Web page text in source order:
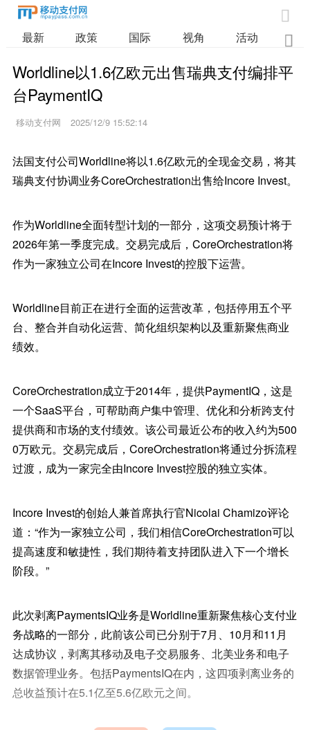

最新 政策 国际 视角 活动 业

Worldline以1.6亿欧元出售瑞典支付编排平
台PaymentIQ
移动支付网 2025/12/9 15:52:14
法国支付公司Worldline将以1.6亿欧元的全现金交易，将其
瑞典支付协调业务CoreOrchestration出售给Incore Invest。
作为Worldline全面转型计划的一部分，这项交易预计将于
2026年第一季度完成。交易完成后，CoreOrchestration将
作为一家独立公司在Incore Invest的控股下运营。
Worldline目前正在进行全面的运营改革，包括停用五个平
台、整合并自动化运营、简化组织架构以及重新聚焦商业
绩效。
CoreOrchestration成立于2014年，提供PaymentIQ，这是
一个SaaS平台，可帮助商户集中管理、优化和分析跨支付
提供商和市场的支付绩效。该公司最近公布的收入约为500
0万欧元。交易完成后，CoreOrchestration将通过分拆流程
过渡，成为一家完全由Incore Invest控股的独立实体。
Incore Invest的创始人兼首席执行官Nicolai Chamizo评论
道：“作为一家独立公司，我们相信CoreOrchestration可以
提高速度和敏捷性，我们期待着支持团队进入下一个增长
阶段。”
此次剥离PaymentsIQ业务是Worldline重新聚焦核心支付业
务战略的一部分，此前该公司已分别于7月、10月和11月
达成协议，剥离其移动及电子交易服务、北美业务和电子
数据管理业务。包括PaymentsIQ在内，这四项剥离业务的
总收益预计在5.1亿至5.6亿欧元之间。